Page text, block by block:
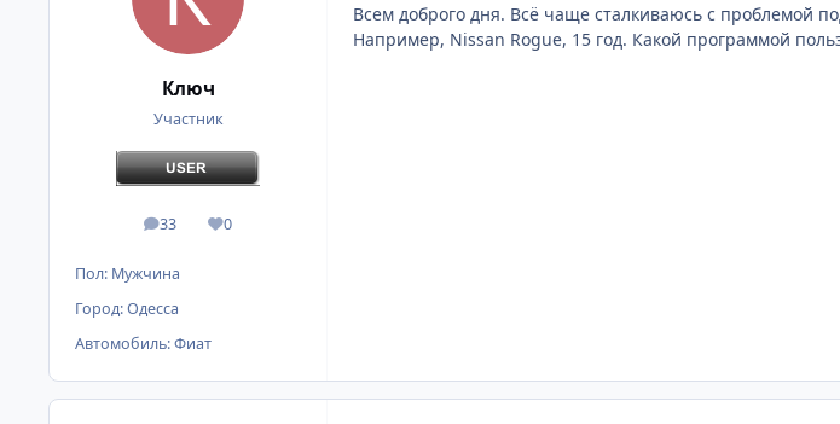
Ключ
Участник
33
сообщения
0
Репутация
Пол: Мужчина
Город:Одесса
Автомобиль:Фиат
Всем доброго дня. Всё чаще сталкиваюсь с проблемой
Например, Nissan Rogue, 15 год. Какой программой